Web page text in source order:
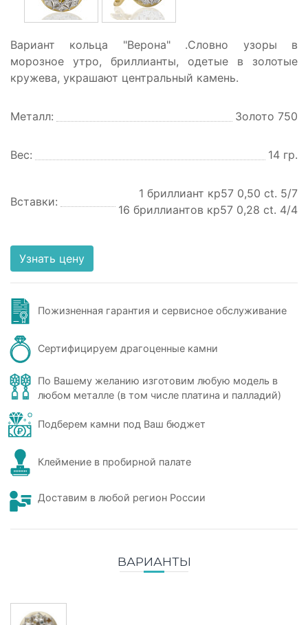
Вариант кольца "Верона" .Словно узоры в
морозное утро, бриллианты, одетые в золотые
кружева, украшают центральный камень.
Металл: Золото 750
Вес: 14 гр.
Вставки:
1 бриллиант кр57 0,50 ct. 5/7
16 бриллиантов кр57 0,28 ct. 4/4
Узнать цену
Пожизненная гарантия и сервисное обслуживание
Сертифицируем драгоценные камни
По Вашему желанию изготовим любую модель в
любом металле (в том числе платина и палладий)
Подберем камни под Ваш бюджет
Клеймение в пробирной палате
Доставим в любой регион России
ВАРИАНТЫ